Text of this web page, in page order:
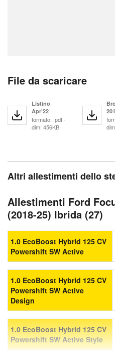
File da scaricare
Listino
Apr'22
formato: .pdf -
dim: 456KB
Altri allestimenti dello
Allestimenti Ford
(2018-25) Ibrida (27)
1.0 EcoBoost Hybrid 125 CV
Powershift SW Active
1.0 EcoBoost Hybrid 125 CV
Powershift SW Active
Design
1.0 EcoBoost Hybrid 125 CV
Powershift SW Active Style